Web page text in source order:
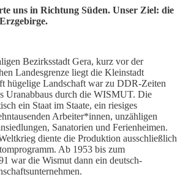
uns in Richtung Süden. Unser Ziel: die
Bezirksstadt Gera, kurz vor der
Landesgrenze liegt die Kleinstadt
hügelige Landschaft war zu DDR-Zeiten
Uranabbaus durch die WISMUT. Die
ein Staat im Staate, ein riesiges
Arbeiter*innen, unzähligen
Sanatorien und Ferienheimen.
diente die Produktion ausschließlich
Ab 1953 bis zum
war die Wismut dann ein deutsch-